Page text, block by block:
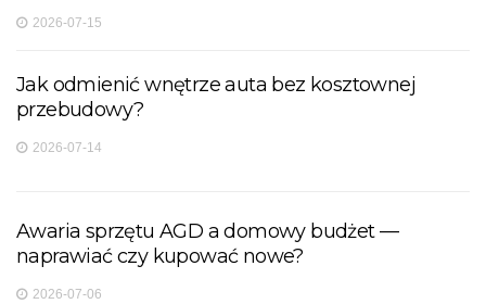
2026-07-15
Jak odmienić wnętrze auta bez kosztownej
przebudowy?
2026-07-14
Awaria sprzętu AGD a domowy budżet —
naprawiać czy kupować nowe?
2026-07-06